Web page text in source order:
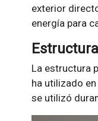
exterior
energía para
La estructura
ha utilizado
se utilizó